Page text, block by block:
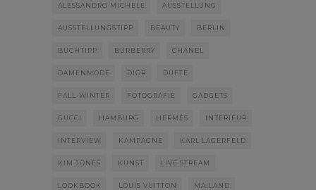
ALESSANDRO MICHELE AUSSTELLUNG
AUSSTELLUNGSTIPP BEAUTY BERLIN
BUCHTIPP BURBERRY CHANEL
DAMENMODE DIOR DÜFTE
FALL-WINTER FOTOGRAFIE GADGETS
GUCCI HAMBURG HERMÈS INTERIEUR
INTERVIEW KAMPAGNE KARL LAGERFELD
KIM JONES KUNST LIVE STREAM
LOOKBOOK LOUIS VUITTON MAILAND